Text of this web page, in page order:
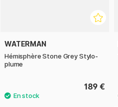
WATERMAN
Hémisphère Stone Grey Stylo-
plume
189 €